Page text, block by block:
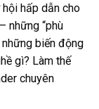
hấp dẫn cho
những “phù
biến động
gì? Làm thế
chuyên